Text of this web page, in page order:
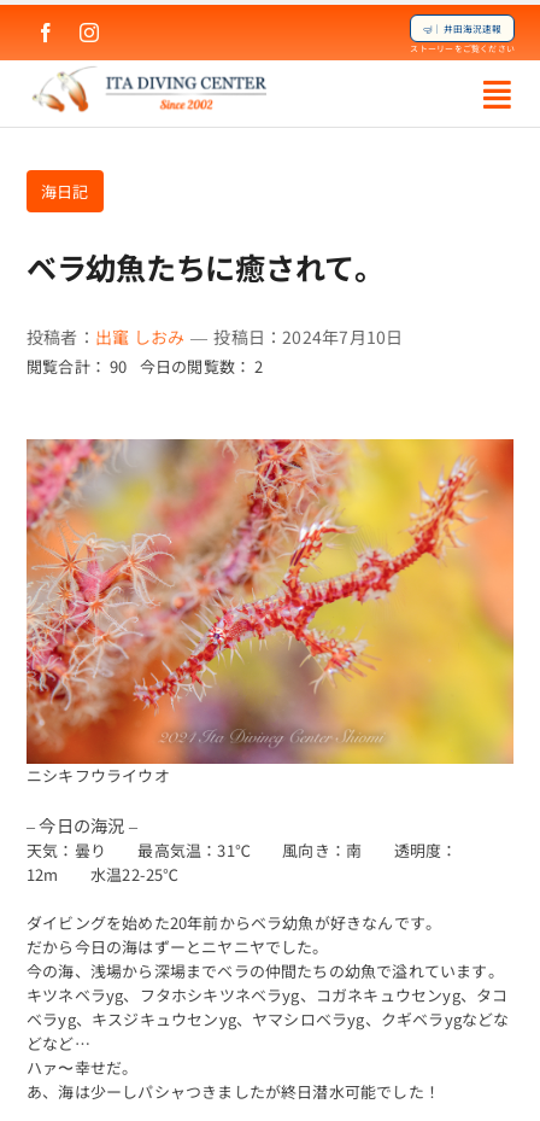
content
🤿｜井田海況速報
ストーリーをご覧ください
海日記
ベラ幼魚たちに癒されて。
投稿者： 出竃 しおみ — 投稿日：2024年7月10日
閲覧合計： 90 今日の閲覧数： 2
ニシキフウライウオ
– 今日の海況 –
天気：曇り 最高気温：31℃ 風向き：南 透明度：
12m 水温22-25℃
ダイビングを始めた20年前からベラ幼魚が好きなんです。
だから今日の海はずーとニヤニヤでした。
今の海、浅場から深場までベラの仲間たちの幼魚で溢れています。
キツネベラyg、フタホシキツネベラyg、コガネキュウセンyg、タコ
ベラyg、キスジキュウセンyg、ヤマシロベラyg、クギベラygなどな
どなど…
ハァ〜幸せだ。
あ、海は少ーしパシャつきましたが終日潜水可能でした！